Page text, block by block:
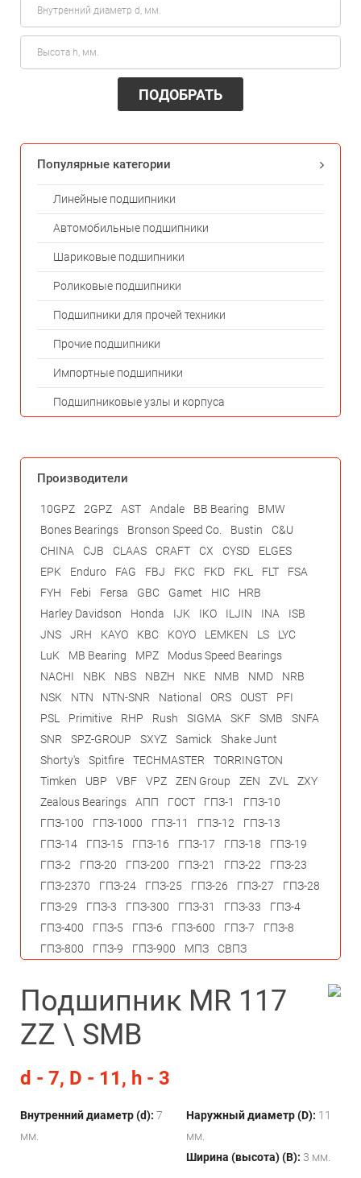
Подшипник MR 117
ZZ \ SMB
d - 7, D - 11, h - 3
Внутренний диаметр (d): 7
мм.
Наружный диаметр (D): 11
мм.
Ширина (высота) (B): 3 мм.
ПОДОБРАТЬ
Популярные категории
Линейные подшипники
Автомобильные подшипники
Шариковые подшипники
Роликовые подшипники
Подшипники для прочей техники
Прочие подшипники
Импортные подшипники
Подшипниковые узлы и корпуса
Производители
10GPZ 2GPZ AST Andale BB Bearing
BMW
Bones Bearings
Bronson Speed Co. Bustin
C&U
CHINA
CJB CLAAS CRAFT CX CYSD
ELGES
EPK
Enduro FAG FBJ FKC FKD FKL FLT
FSA
FYH
Febi Fersa GBC Gamet HIC
HRB
Harley Davidson
Honda IJK IKO ILJIN INA
ISB
JNS
JRH KAYO KBC KOYO LEMKEN LS
LYC
LuK
MB Bearing MPZ
Modus Speed Bearings
NACHI
NBK NBS NBZH NKE NMB NMD
NRB
NSK
NTN NTN-SNR National ORS OUST
PFI
PSL
Primitive RHP Rush SIGMA SKF SMB
SNFA
SNR
SPZ-GROUP SXYZ Samick
Shake Junt
Shorty's
Spitfire TECHMASTER
TORRINGTON
Timken
UBP VBF VPZ ZEN Group ZEN ZVL
ZXY
Zealous Bearings
АПП ГОСТ ГПЗ-1
ГПЗ-10
ГПЗ-100
ГПЗ-1000 ГПЗ-11 ГПЗ-12
ГПЗ-13
ГПЗ-14
ГПЗ-15 ГПЗ-16 ГПЗ-17 ГПЗ-18
ГПЗ-19
ГПЗ-2
ГПЗ-20 ГПЗ-200 ГПЗ-21 ГПЗ-22
ГПЗ-23
ГПЗ-2370
ГПЗ-24 ГПЗ-25 ГПЗ-26 ГПЗ-27
ГПЗ-28
ГПЗ-29
ГПЗ-3 ГПЗ-300 ГПЗ-31 ГПЗ-33
ГПЗ-4
ГПЗ-400
ГПЗ-5 ГПЗ-6 ГПЗ-600 ГПЗ-7
ГПЗ-8
ГПЗ-800
ГПЗ-9 ГПЗ-900 МПЗ СВПЗ